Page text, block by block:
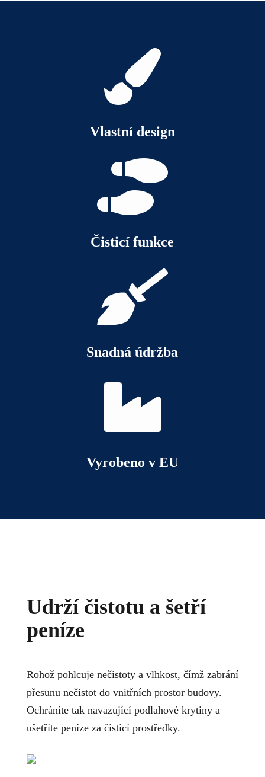

Vlastní design

Čisticí funkce

Snadná údržba

Vyrobeno v EU
Udrží čistotu a šetří
peníze
Rohož pohlcuje nečistoty a vlhkost, čímž zabrání
přesunu nečistot do vnitřních prostor budovy.
Ochráníte tak navazující podlahové krytiny a
ušetříte peníze za čisticí prostředky.